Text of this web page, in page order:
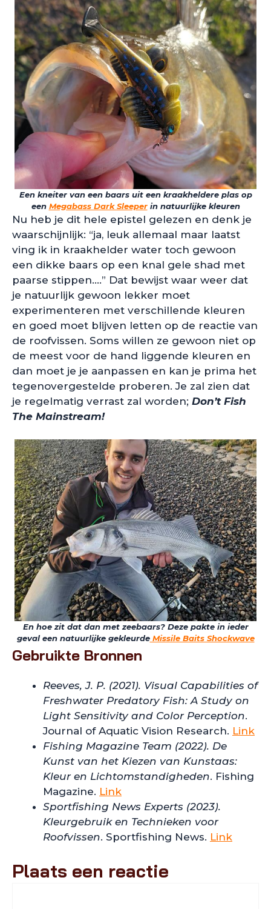
Een kneiter van een baars uit een kraakheldere plas op
een Megabass Dark Sleeperin natuurlijke kleuren
Nu heb je dit hele epistel gelezen en denk je
waarschijnlijk: “ja, leuk allemaal maar laatst
ving ik in kraakhelder water toch gewoon
een dikke baars op een knal gele shad met
paarse stippen….” Dat bewijst waar weer dat
je natuurlijk gewoon lekker moet
experimenteren met verschillende kleuren
en goed moet blijven letten op de reactie van
de roofvissen. Soms willen ze gewoon niet op
de meest voor de hand liggende kleuren en
dan moet je je aanpassen en kan je prima het
tegenovergestelde proberen. Je zal zien dat
je regelmatig verrast zal worden; Don’t Fish
The Mainstream!
En hoe zit dat dan met zeebaars? Deze pakte in ieder
geval een natuurlijke gekleurdeMissile Baits Shockwave
Gebruikte Bronnen
Reeves, J. P. (2021). Visual Capabilities of
Freshwater Predatory Fish: A Study on
Light Sensitivity and Color Perception.
Journal of Aquatic Vision Research. Link
Fishing Magazine Team (2022). De
Kunst van het Kiezen van Kunstaas:
Kleur en Lichtomstandigheden. Fishing
Magazine. Link
Sportfishing News Experts (2023).
Kleurgebruik en Technieken voor
Roofvissen. Sportfishing News. Link
Plaats een reactie